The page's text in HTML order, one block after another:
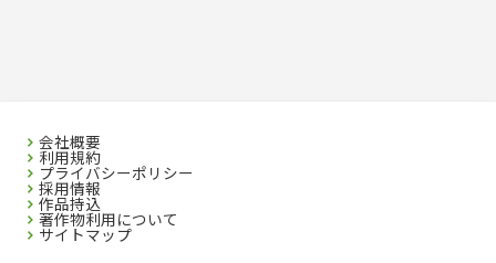
会社概要
利用規約
プライバシーポリシー
採用情報
作品持込
著作物利用について
サイトマップ